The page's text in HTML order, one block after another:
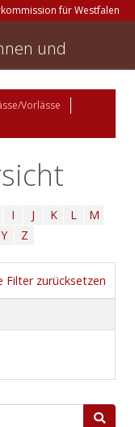
für Westfalen
und
Vorlässe
I J K L
M
Y Z
Filter zurücksetzen